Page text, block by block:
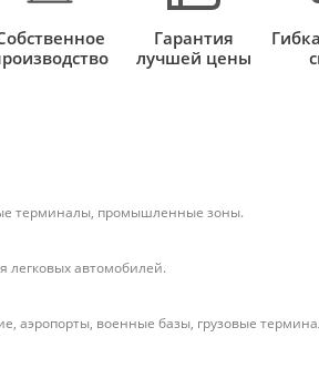
Гарантия
лучшей цены
терминалы, промышленные зоны.
легковых автомобилей.
аэропорты, военные базы, грузовые